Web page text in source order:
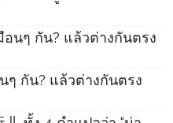
อนๆ กัน? แล้วต่างกันตรง
ๆ กัน? แล้วต่างกันตรง